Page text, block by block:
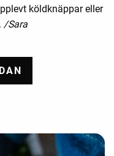
köldknäppar eller
/Sara